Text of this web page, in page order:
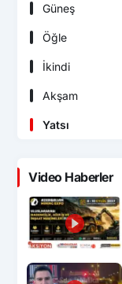
Güneş
Öğle
İkindi
Akşam
Yatsı
Video Haberler